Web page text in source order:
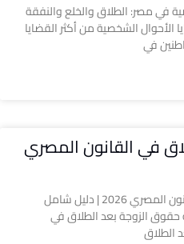
في مصر: الطلاق والخلع والنفقة
الشخصية من أكثر القضايا
في
في القانون المصري
حقوق الزوجة بعد الطلاق في القانون المصري 2026 | دليل شامل
حقوق الزوجة بعد الطلاق في
الطلاق